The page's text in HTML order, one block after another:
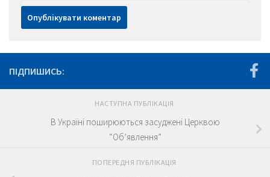
ПІДПИШИСЬ:
НАСТУПНА ПУБЛІКАЦІЯ
В Україні поширюються засуджені Церквою
“Об’явлення”
ПОПЕРЕДНЯ ПУБЛІКАЦІЯ